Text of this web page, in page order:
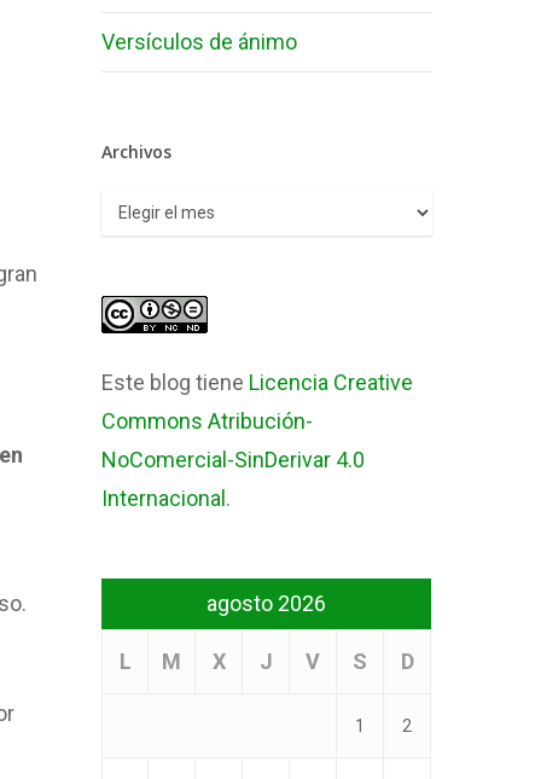
en
Versículos de ánimo
Archivos
Archivos
Este blog tiene Licencia Creative
Commons Atribución-
NoComercial-SinDerivar 4.0
Internacional .
agosto 2026
L M X J V S D
1 2